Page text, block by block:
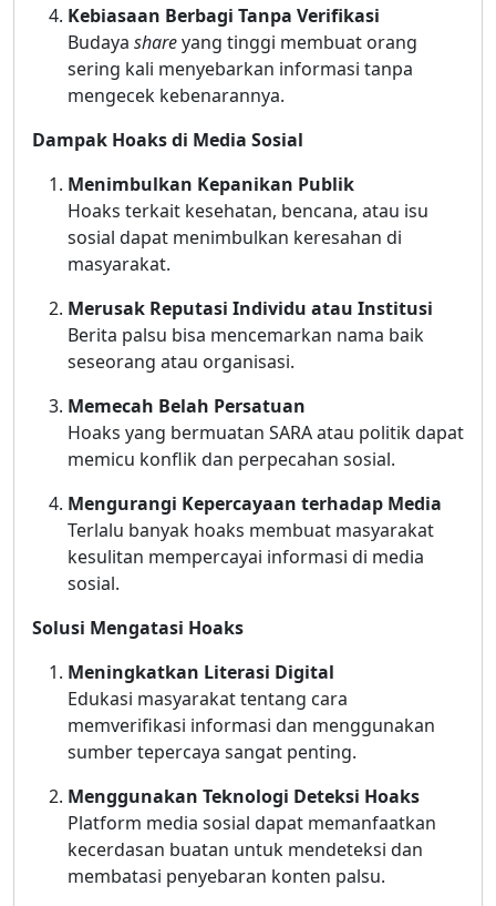
Kebiasaan Berbagi Tanpa Verifikasi
Budaya shareyang tinggi membuat orang
sering kali menyebarkan informasi tanpa
mengecek kebenarannya.
Dampak Hoaks di Media Sosial
Menimbulkan Kepanikan Publik
Hoaks terkait kesehatan, bencana, atau isu
sosial dapat menimbulkan keresahan di
masyarakat.
Merusak Reputasi Individu atau Institusi
Berita palsu bisa mencemarkan nama baik
seseorang atau organisasi.
Memecah Belah Persatuan
Hoaks yang bermuatan SARA atau politik dapat
memicu konflik dan perpecahan sosial.
Mengurangi Kepercayaan terhadap Media
Terlalu banyak hoaks membuat masyarakat
kesulitan mempercayai informasi di media
sosial.
Solusi Mengatasi Hoaks
Meningkatkan Literasi Digital
Edukasi masyarakat tentang cara
memverifikasi informasi dan menggunakan
sumber tepercaya sangat penting.
Menggunakan Teknologi Deteksi Hoaks
Platform media sosial dapat memanfaatkan
kecerdasan buatan untuk mendeteksi dan
membatasi penyebaran konten palsu.